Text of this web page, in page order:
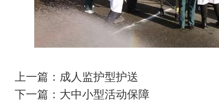
上一篇： 成人监护型护送
下一篇： 大中小型活动保障